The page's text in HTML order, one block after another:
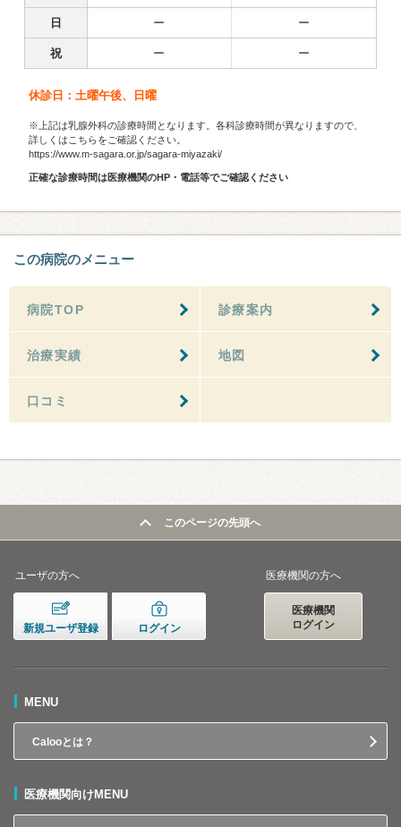
日 ー ー
祝 ー ー
休診日：土曜午後、日曜
※上記は乳腺外科の診療時間となります。各科診療時間が異なりますので、
詳しくはこちらをご確認ください。
https://www.m-sagara.or.jp/sagara-miyazaki/
正確な診療時間は医療機関のHP・電話等でご確認ください
この病院のメニュー
病院TOP 診療案内
治療実績 地図
口コミ
このページの先頭へ
ユーザの方へ
新規ユーザ登録 ログイン
医療機関の方へ
医療機関
ログイン
MENU
Calooとは？
医療機関向けMENU